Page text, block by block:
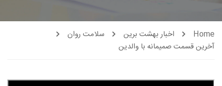
Home اخبار بهشت برین
سلامت روان
آخرین قسمت صمیمانه با والدین